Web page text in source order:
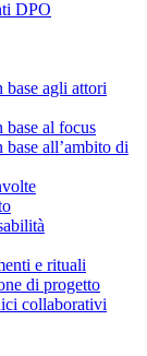
DPO
agli attori
al focus
all’ambito di
e rituali
di progetto
collaborativi